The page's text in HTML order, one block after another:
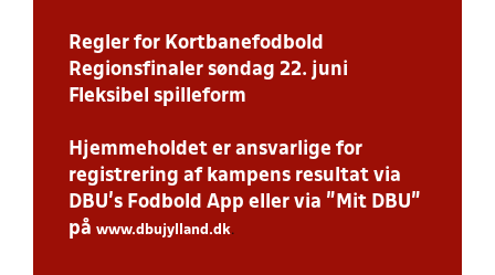
Regler for Kortbanefodbold
Regionsfinaler søndag 22. juni
Fleksibel spilleform
Hjemmeholdet er ansvarlige for
registrering af kampens resultat via
DBU’s Fodbold App eller via ”Mit DBU”
på www.dbujylland.dk.